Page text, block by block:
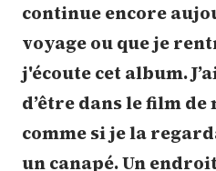
continue encore
voyage ou que je
j'écoute cet album.
d’être dans le film
comme si je la
un canapé. Un